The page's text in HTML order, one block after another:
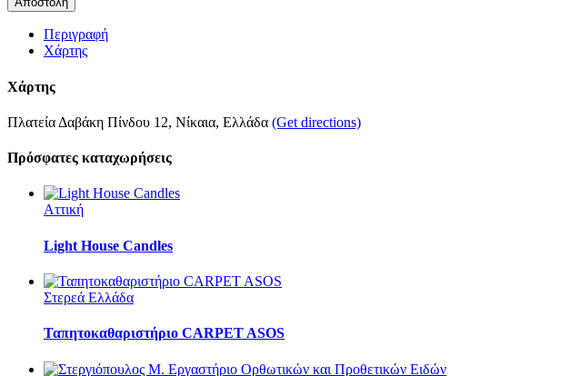
Περιγραφή
Χάρτης
Χάρτης
Πλατεία Δαβάκη Πίνδου 12, Νίκαια, Ελλάδα (Get directions)
Πρόσφατες καταχωρήσεις
Αττική
Light House Candles
Στερεά Ελλάδα
Ταπητοκαθαριστήριο CARPET ASOS